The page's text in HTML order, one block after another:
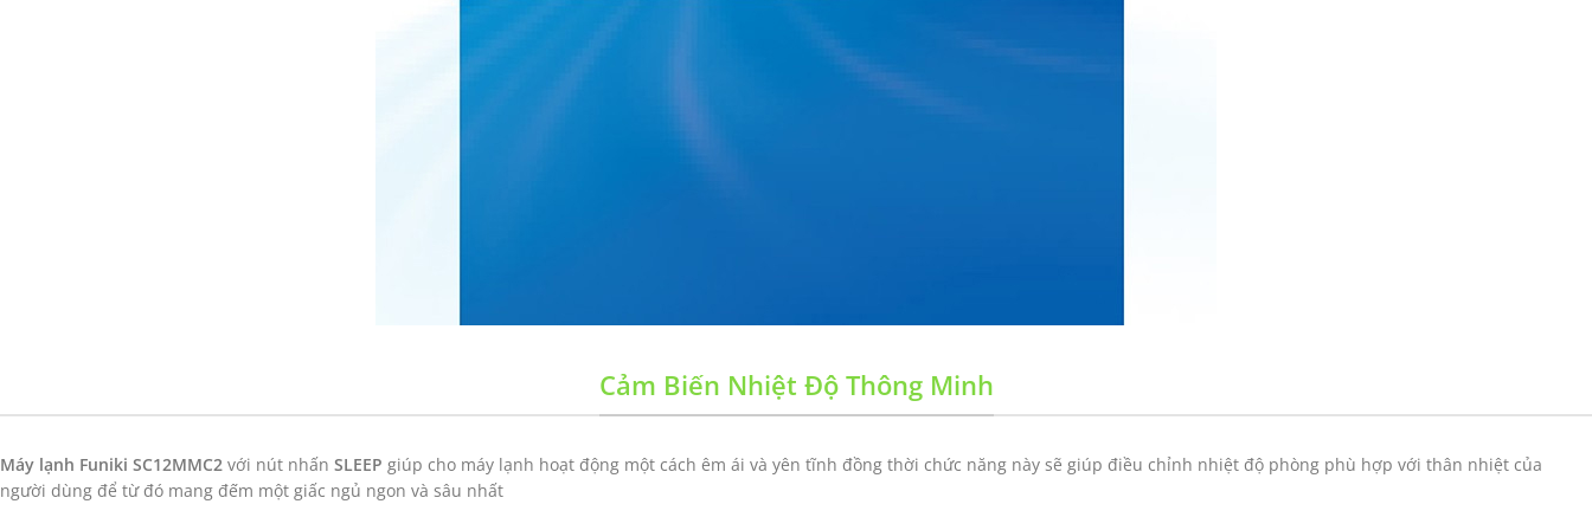
Cảm Biến Nhiệt Độ Thông Minh
Máy lạnh Funiki SC12MMC2 với nút nhấn SLEEP giúp cho máy lạnh hoạt động một cách êm ái và yên tĩnh đồng thời chức năng này sẽ giúp điều chỉnh nhiệt độ phòng phù hợp với thân nhiệt của
người dùng để từ đó mang đếm một giấc ngủ ngon và sâu nhất